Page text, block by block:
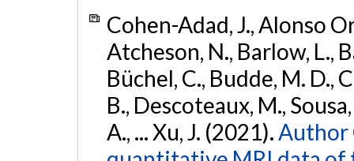
Cohen-Adad, J., Alonso
Atcheson, N., Barlow, L.,
Büchel, C., Budde, M. D.,
B., Descoteaux, M.,
A., ... Xu, J. (2021).Author